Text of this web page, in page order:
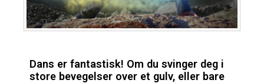
Dans er fantastisk! Om du svinger deg i
store bevegelser over et gulv, eller bare